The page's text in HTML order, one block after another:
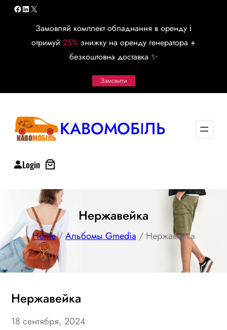
Перейти
содержимому
Facebook
LinkedIn
X
Замовляй комплект обладнання в оренду і
отримуй 25% знижку на оренду генератора +
безкоштовна доставка ✨
Замовити
КАВОМОБІЛЬ
Login
Нержавейка
Home/Альбомы Gmedia / Нержавейка
Нержавейка
18 сентября, 2024